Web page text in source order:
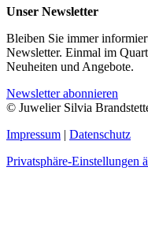
Unser Newsletter
Bleiben Sie immer
Newsletter. Einmal im
Neuheiten und Angebote.
Newsletter abonnieren
© Juwelier Silvia
Impressum | Datenschutz
Privatsphäre-Einstellungen